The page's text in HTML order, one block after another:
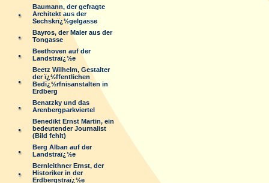
Baumann, der gefragte
Architekt aus der
Sechskrï¿½gelgasse
Bayros, der Maler aus der
Tongasse
Beethoven auf der
Landstraï¿½e
Beetz Wilhelm, Gestalter
der ï¿½ffentlichen
Bedï¿½rfnisanstalten in
Erdberg
Benatzky und das
Arenbergparkviertel
Benedikt Ernst Martin, ein
bedeutender Journalist
(Bild fehlt)
Berg Alban auf der
Landstraï¿½e
Bernleithner Ernst, der
Historiker in der
Erdbergstraï¿½e